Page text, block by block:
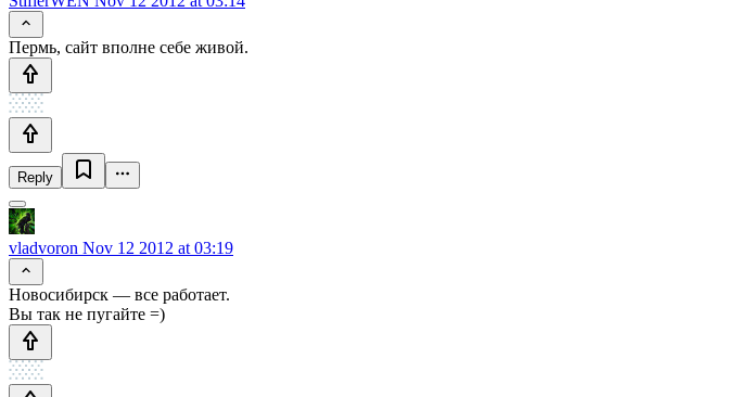
Пермь, сайт вполне себе живой.
Reply
vladvoron Nov 12 2012 at 03:19
Новосибирск — все работает.
Вы так не пугайте =)